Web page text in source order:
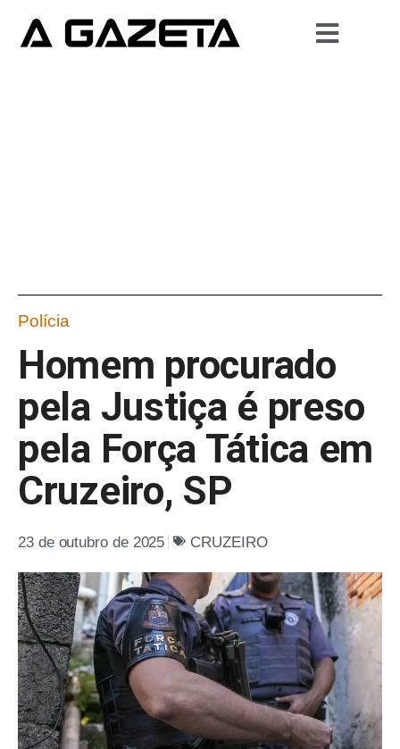
Polícia
Homem procurado
pela Justiça é preso
pela Força Tática em
Cruzeiro, SP
23 de outubro de 2025 CRUZEIRO